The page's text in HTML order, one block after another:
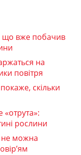
що вже побачив
на
повітря
скільки
рослини
не можна